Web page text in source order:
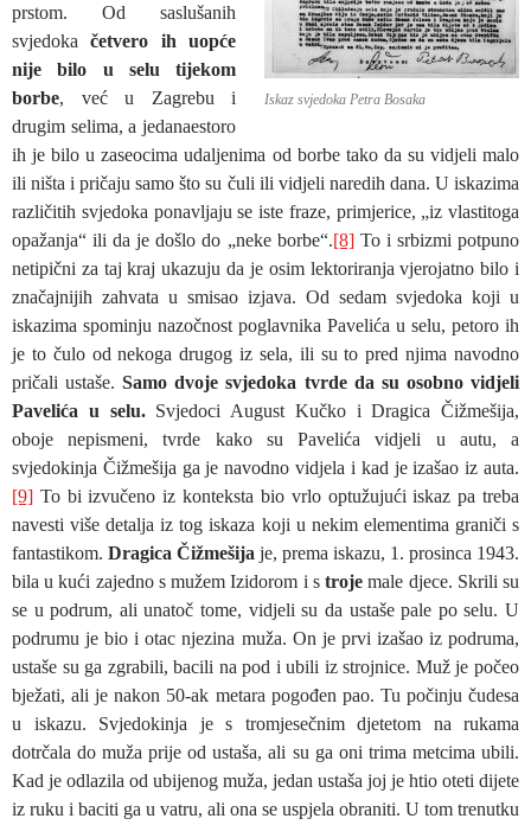
Iskaz svjedoka Petra Bosaka
prstom. Od saslušanih
svjedokačetvero ih uopće
nije bilo u selu tijekom
borbe, već u Zagrebu i
drugim selima, a jedanaestoro
ih je bilo u zaseocima udaljenima od borbe tako da su vidjeli malo
ili ništa i pričaju samo što su čuli ili vidjeli naredih dana. U iskazima
različitih svjedoka ponavljaju se iste fraze, primjerice, „iz vlastitoga
opažanja“ ili da je došlo do „neke borbe“.[8]To i srbizmi potpuno
netipični za taj kraj ukazuju da je osim lektoriranja vjerojatno bilo i
značajnijih zahvata u smisao izjava. Od sedam svjedoka koji u
iskazima spominju nazočnost poglavnika Pavelića u selu, petoro ih
je to čulo od nekoga drugog iz sela, ili su to pred njima navodno
pričali ustaše.Samo dvoje svjedoka tvrde da su osobno vidjeli
Pavelića u selu.Svjedoci August Kučko i Dragica Čižmešija,
oboje nepismeni, tvrde kako su Pavelića vidjeli u autu, a
svjedokinja Čižmešija ga je navodno vidjela i kad je izašao iz auta.
[9] To bi izvučeno iz konteksta bio vrlo optužujući iskaz pa treba
navesti više detalja iz tog iskaza koji u nekim elementima graniči s
fantastikom. Dragica Čižmešija je, prema iskazu, 1. prosinca 1943.
bila u kući zajedno s mužem Izidorom i stroje male djece. Skrili su
se u podrum, ali unatoč tome, vidjeli su da ustaše pale po selu. U
podrumu je bio i otac njezina muža. On je prvi izašao iz podruma,
ustaše su ga zgrabili, bacili na pod i ubili iz strojnice. Muž je počeo
bježati, ali je nakon 50-ak metara pogođen pao. Tu počinju čudesa
u iskazu. Svjedokinja je s tromjesečnim djetetom na rukama
dotrčala do muža prije od ustaša, ali su ga oni trima metcima ubili.
Kad je odlazila od ubijenog muža, jedan ustaša joj je htio oteti dijete
iz ruku i baciti ga u vatru, ali ona se uspjela obraniti. U tom trenutku